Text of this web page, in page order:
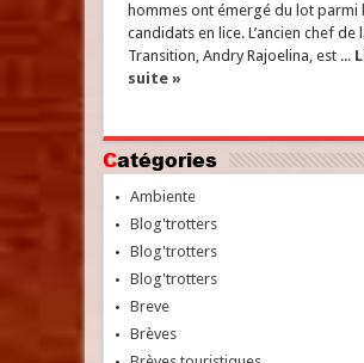
hommes ont émergé du lot parmi
candidats en lice. L’ancien chef de
Transition, Andry Rajoelina, est ...
suite »
Catégories
Ambiente
Blog'trotters
Blog'trotters
Blog'trotters
Breve
Brèves